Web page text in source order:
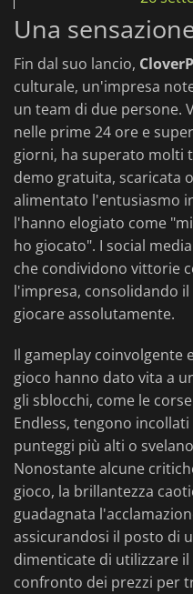
Una
Fin dal suo lancio,
culturale, un'impresa
un team di due persone.
nelle prime 24 ore e
giorni, ha superato molti
demo gratuita, scaricata
alimentato l'entusiasmo
l'hanno elogiato come
ho giocato". I social
che condividono vittorie
l'impresa, consolidando
giocare assolutamente.
Il gameplay coinvolgente
gioco hanno dato vita a
gli sblocchi, come le
Endless, tengono
punteggi più alti o
Nonostante alcune
gioco, la brillantezza
guadagnata
assicurandosi il posto di
dimenticate di utilizzare
confronto dei prezzi per